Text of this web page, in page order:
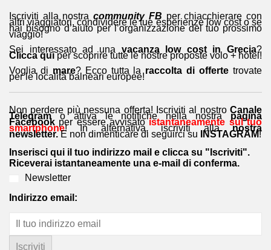
Iscriviti alla nostracommunity FB per chiacchierare con
altri viaggiatori, condividere le tue esperienze low cost o se
hai bisogno d’aiuto per l’organizzazione del tuo prossimo
viaggio!
Sei interessato ad una vacanza low cost in Grecia?
Clicca quiper scoprire tutte le nostre proposte volo + hotel!
Voglia di mare? Ecco tutta la raccolta di offerte trovate
per le località balneari europee!
Non perdere più nessuna offerta! Iscriviti al nostro Canale
Telegramo attiva le notifiche nella nostrapagina
Facebook per essere avvisatoistantaneamente sul tuo
smartphone! In alternativa, iscriviti allanostra
newsletter.E non dimenticare di seguirci su INSTAGRAM!
Inserisci qui il tuo indirizzo mail e clicca su "Iscriviti".
Riceverai istantaneamente una e-mail di conferma.
Newsletter
Indirizzo email: